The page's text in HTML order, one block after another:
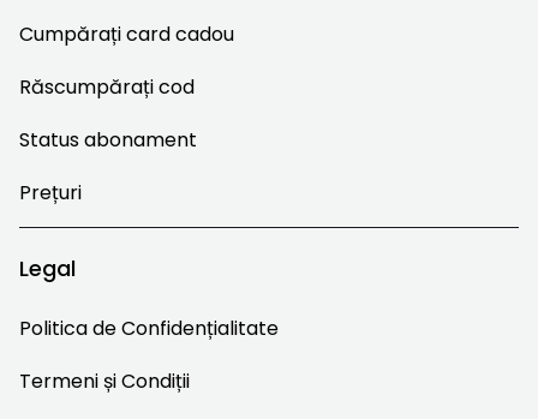
Cumpărați card cadou
Răscumpărați cod
Status abonament
Prețuri
Legal
Politica de Confidențialitate
Termeni și Condiții